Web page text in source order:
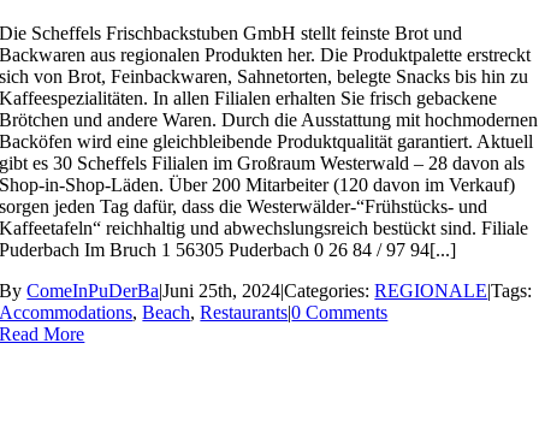
Die Scheffels Frischbackstuben GmbH stellt feinste Brot und
Backwaren aus regionalen Produkten her. Die Produktpalette erstreckt
sich von Brot, Feinbackwaren, Sahnetorten, belegte Snacks bis hin zu
Kaffeespezialitäten. In allen Filialen erhalten Sie frisch gebackene
Brötchen und andere Waren. Durch die Ausstattung mit hochmodernen
Backöfen wird eine gleichbleibende Produktqualität garantiert. Aktuell
gibt es 30 Scheffels Filialen im Großraum Westerwald – 28 davon als
Shop-in-Shop-Läden. Über 200 Mitarbeiter (120 davon im Verkauf)
sorgen jeden Tag dafür, dass die Westerwälder-“Frühstücks- und
Kaffeetafeln“ reichhaltig und abwechslungsreich bestückt sind. Filiale
Puderbach Im Bruch 1 56305 Puderbach 0 26 84 / 97 94[...]
ByComeInPuDerBa|Juni 25th, 2024|Categories:REGIONALE|Tags:
Accommodations,Beach,Restaurants|0 Comments
Read More